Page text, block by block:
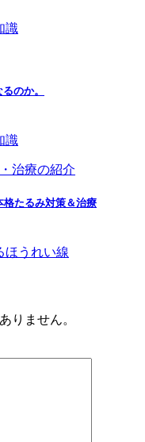
識
のか。
識
格たるみ対策＆治療
ほうれい線
りません。